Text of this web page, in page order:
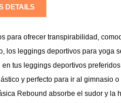
DETAILS
para ofrecer transpirabilidad,
los leggings deportivos para yoga
en tus leggings deportivos
y perfecto para ir al gimnasio
Rebound absorbe el sudor y la